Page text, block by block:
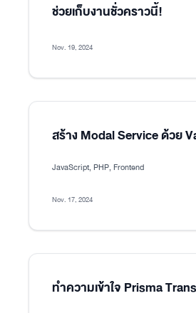
ช่วยเก็บงานชั่วคราวนี้!
Nov. 19, 2024
สร้าง Modal Service ด้วย
JavaScript, PHP, Frontend
Nov. 17, 2024
ทำความเข้าใจ Prisma